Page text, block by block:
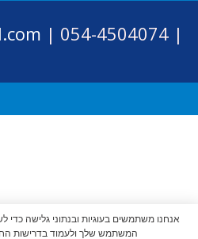
|
054-4504074 |
אנחנו משתמשים בעוגיות ובנתוני גלישה כדי
המשתמש שלך ולעמוד בדרישות